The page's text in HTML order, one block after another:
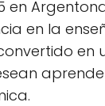
en la
en